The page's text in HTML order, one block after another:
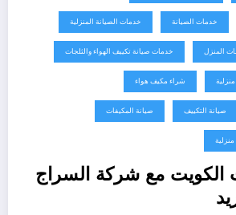
خدمات الصيانة خدمات الصيانة المنزلية
المنزل خدمات صيانة تكييف الهواء والثلجات
شراء مكيف هواء
صيانة التكييف صيانة المكيفات
الكويت مع شركة السراج